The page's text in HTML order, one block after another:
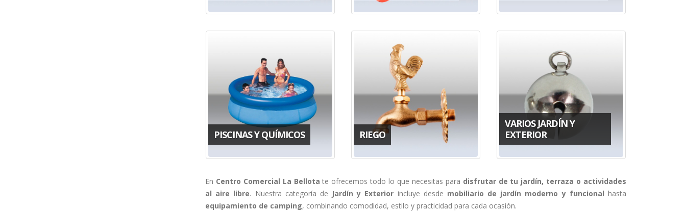
PISCINAS Y QUÍMICOS RIEGO
VARIOS JARDÍN Y
EXTERIOR
En Centro Comercial La Bellota te ofrecemos todo lo que necesitas para disfrutar de tu jardín, terraza o actividades
al aire libre. Nuestra categoría de Jardín y Exterior incluye desde mobiliario de jardín moderno y funcional hasta
equipamiento de camping, combinando comodidad, estilo y practicidad para cada ocasión.